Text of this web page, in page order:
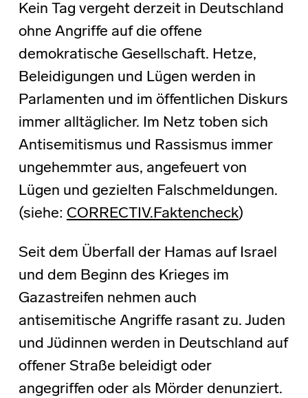
Kein Tag vergeht derzeit in Deutschland
ohne Angriffe auf die offene
demokratische Gesellschaft. Hetze,
Beleidigungen und Lügen werden in
Parlamenten und im öffentlichen Diskurs
immer alltäglicher. Im Netz toben sich
Antisemitismus und Rassismus immer
ungehemmter aus, angefeuert von
Lügen und gezielten Falschmeldungen.
(siehe: CORRECTIV.Faktencheck)
Seit dem Überfall der Hamas auf Israel
und dem Beginn des Krieges im
Gazastreifen nehmen auch
antisemitische Angriffe rasant zu. Juden
und Jüdinnen werden in Deutschland auf
offener Straße beleidigt oder
angegriffen oder als Mörder denunziert.